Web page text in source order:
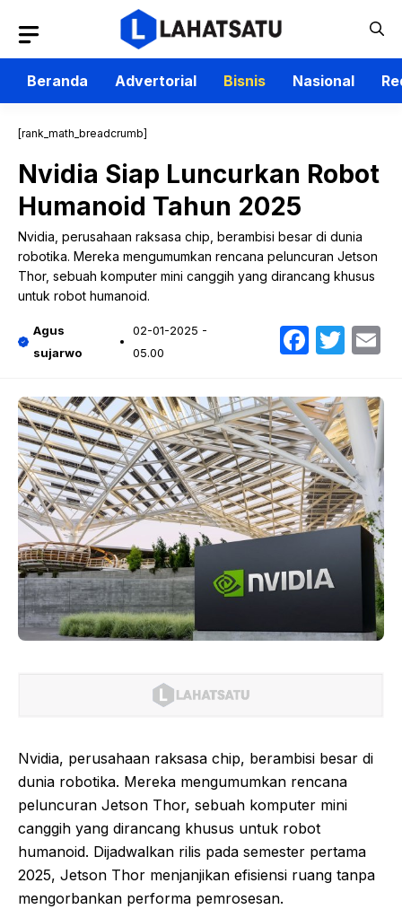
isi
Beranda
Advertorial Bisnis Nasional
[rank_math_breadcrumb]
Nvidia Siap Luncurkan Robot
Humanoid Tahun 2025
Nvidia, perusahaan raksasa chip, berambisi besar di dunia
robotika. Mereka mengumumkan rencana peluncuran Jetson
Thor, sebuah komputer mini canggih yang dirancang khusus
untuk robot humanoid.
Agus
sujarwo
02-01-2025 -
05.00
Nvidia, perusahaan raksasa chip, berambisi besar di
dunia robotika. Mereka mengumumkan rencana
peluncuran Jetson Thor, sebuah komputer mini
canggih yang dirancang khusus untuk robot
humanoid. Dijadwalkan rilis pada semester pertama
2025, Jetson Thor menjanjikan efisiensi ruang tanpa
mengorbankan performa pemrosesan.